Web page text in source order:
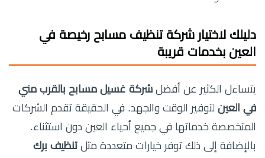
دليلك لاختيار شركة تنظيف مسابح رخيصة في
العين بخدمات قريبة
يتساءل الكثير عن أفضل شركة غسيل مسابح بالقرب مني
في العين لتوفير الوقت والجهد. في الحقيقة تقدم الشركات
المتخصصة خدماتها في جميع أحياء العين دون استثناء.
بالإضافة إلى ذلك توفر خيارات متعددة مثل تنظيف برك